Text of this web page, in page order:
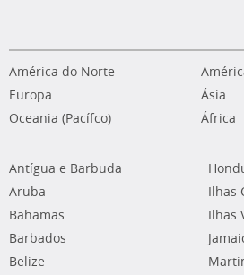
América do Norte
Europa
Ásia
Oceania (Pacífco)
África
Antígua e Barbuda
Aruba
Bahamas
Barbados
Belize
Ilhas
Ilhas